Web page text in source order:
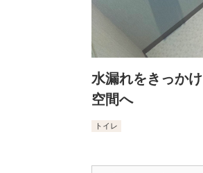
水漏れをきっか
空間へ
トイレ